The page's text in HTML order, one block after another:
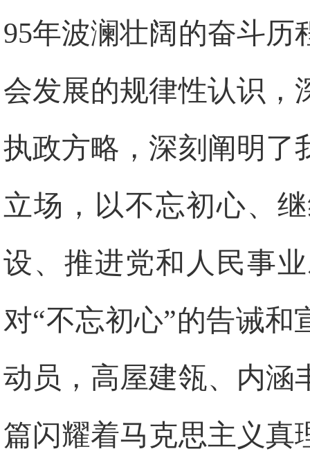
95年波澜壮阔的奋斗历
会发展的规律性认识，
执政方略，深刻阐明了
立场，以不忘初心、
设、推进党和人民事
对“不忘初心”的告诫和
动员，高屋建瓴、内涵
篇闪耀着马克思主义真